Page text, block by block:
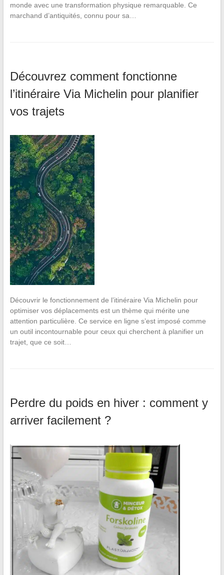
monde avec une transformation physique remarquable. Ce
marchand d’antiquités, connu pour sa…
Découvrez comment fonctionne
l’itinéraire Via Michelin pour planifier
vos trajets
Découvrir le fonctionnement de l’itinéraire Via Michelin pour
optimiser vos déplacements est un thème qui mérite une
attention particulière. Ce service en ligne s’est imposé comme
un outil incontournable pour ceux qui cherchent à planifier un
trajet, que ce soit…
Perdre du poids en hiver : comment y
arriver facilement ?